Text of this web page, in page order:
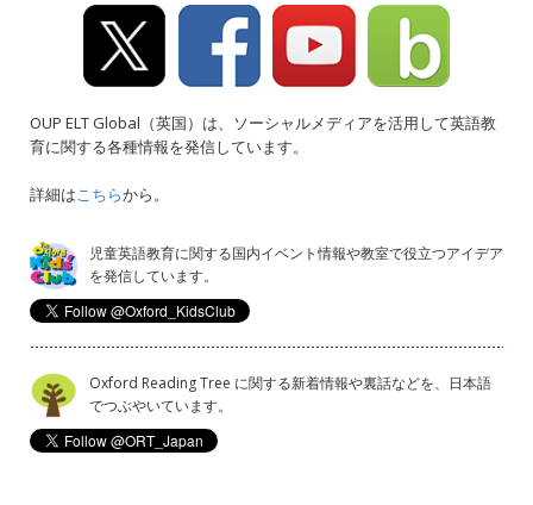
OUP ELT Global（英国）は、ソーシャルメディアを活用して英語教
育に関する各種情報を発信しています。
詳細はこちらから。
児童英語教育に関する国内イベント情報や教室で役立つアイデア
を発信しています。
Oxford Reading Tree に関する新着情報や裏話などを、日本語
でつぶやいています。